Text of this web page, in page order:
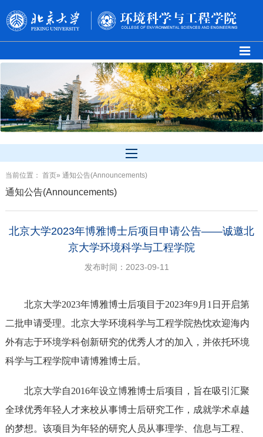
当前位置： 首页» 通知公告(Announcements)
通知公告(Announcements)
北京大学2023年博雅博士后项目申请公告——诚邀北
京大学环境科学与工程学院
发布时间：2023-09-11
北京大学2023年博雅博士后项目于2023年9月1日开启第
二批申请受理。北京大学环境科学与工程学院热忱欢迎海内
外有志于环境学科创新研究的优秀人才的加入，并依托环境
科学与工程学院申请博雅博士后。
北京大学自2016年设立博雅博士后项目，旨在吸引汇聚
全球优秀年轻人才来校从事博士后研究工作，成就学术卓越
的梦想。该项目为年轻的研究人员从事理学、信息与工程、